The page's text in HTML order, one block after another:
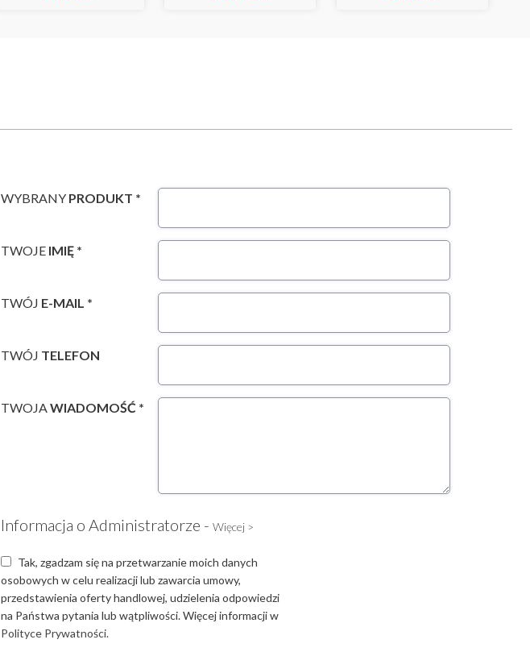
WYBRANY PRODUKT *
TWOJE IMIĘ *
TWÓJ E-MAIL *
TWÓJ TELEFON
TWOJAWIADOMOŚĆ *
Informacja o Administratorze - Więcej >
Tak, zgadzam się na przetwarzanie moich danych
osobowych w celu realizacji lub zawarcia umowy,
przedstawienia oferty handlowej, udzielenia odpowiedzi
na Państwa pytania lub wątpliwości. Więcej informacji w
Polityce Prywatności.